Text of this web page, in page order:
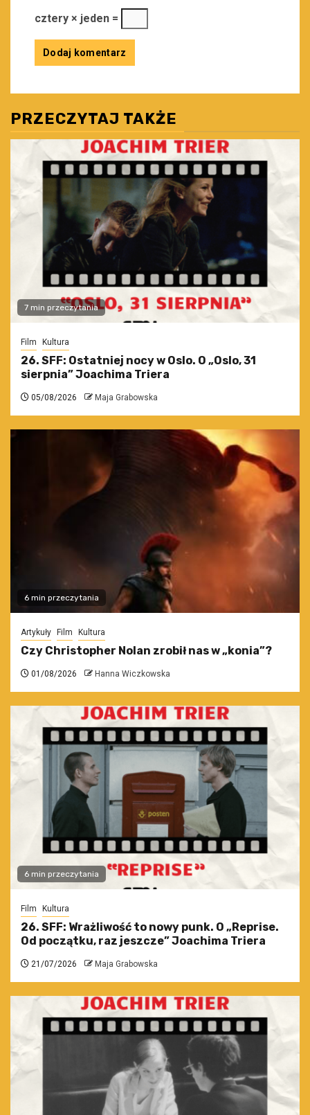
cztery × jeden =
PRZECZYTAJ TAKŻE
7 min przeczytania
Film Kultura
26. SFF: Ostatniej nocy w Oslo. O „Oslo, 31
sierpnia” Joachima Triera
05/08/2026 Maja Grabowska
6 min przeczytania
Artykuły Film Kultura
Czy Christopher Nolan zrobił nas w „konia”?
01/08/2026 Hanna Wiczkowska
6 min przeczytania
Film Kultura
26. SFF: Wrażliwość to nowy punk. O „Reprise.
Od początku, raz jeszcze” Joachima Triera
21/07/2026 Maja Grabowska